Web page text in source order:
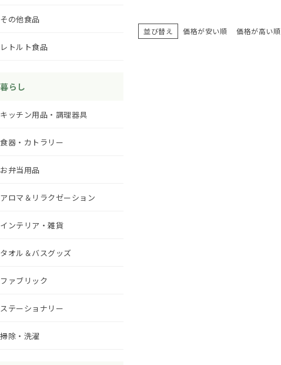
その他食品
レトルト食品
暮らし
キッチン用品・調理器具
食器・カトラリー
お弁当用品
アロマ＆リラクゼーション
インテリア・雑貨
タオル＆バスグッズ
ファブリック
ステーショナリー
掃除・洗濯
並び替え 価格が安い順 価格が高い順